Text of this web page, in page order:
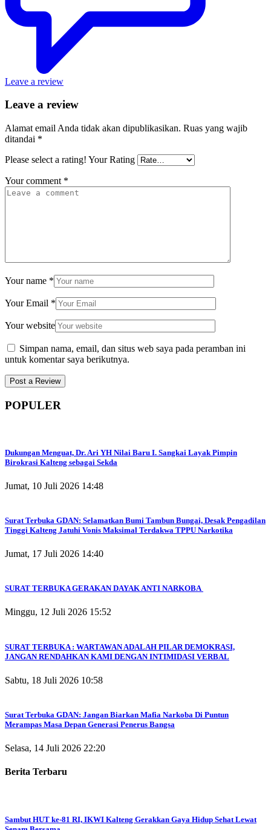
Leave a review
Leave a review
Alamat email Anda tidak akan dipublikasikan. Ruas yang wajib
ditandai *
Please select a rating! Your Rating
Your comment *
Your name *
Your Email *
Your website
Simpan nama, email, dan situs web saya pada peramban ini
untuk komentar saya berikutnya.
POPULER
Dukungan Menguat, Dr. Ari YH Nilai Baru I. Sangkai Layak Pimpin
Birokrasi Kalteng sebagai Sekda
Jumat, 10 Juli 2026 14:48
Surat Terbuka GDAN: Selamatkan Bumi Tambun Bungai, Desak Pengadilan
Tinggi Kalteng Jatuhi Vonis Maksimal Terdakwa TPPU Narkotika
Jumat, 17 Juli 2026 14:40
SURAT TERBUKA GERAKAN DAYAK ANTI NARKOBA
Minggu, 12 Juli 2026 15:52
SURAT TERBUKA : WARTAWAN ADALAH PILAR DEMOKRASI,
JANGAN RENDAHKAN KAMI DENGAN INTIMIDASI VERBAL
Sabtu, 18 Juli 2026 10:58
Surat Terbuka GDAN: Jangan Biarkan Mafia Narkoba Di Puntun
Merampas Masa Depan Generasi Penerus Bangsa
Selasa, 14 Juli 2026 22:20
Berita Terbaru
Sambut HUT ke-81 RI, IKWI Kalteng Gerakkan Gaya Hidup Sehat Lewat